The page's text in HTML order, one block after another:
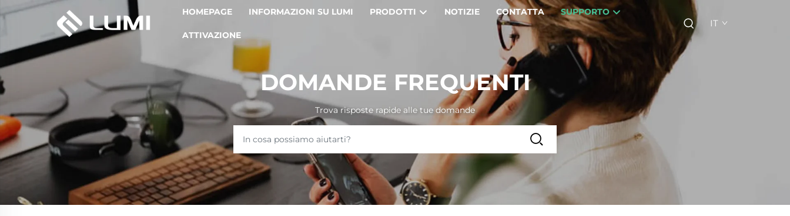
HOMEPAGE INFORMAZIONI SU LUMI PRODOTTI NOTIZIE CONTATTA SUPPORTO
ATTIVAZIONE
IT
DOMANDE FREQUENTI
Trova risposte rapide alle tue domande